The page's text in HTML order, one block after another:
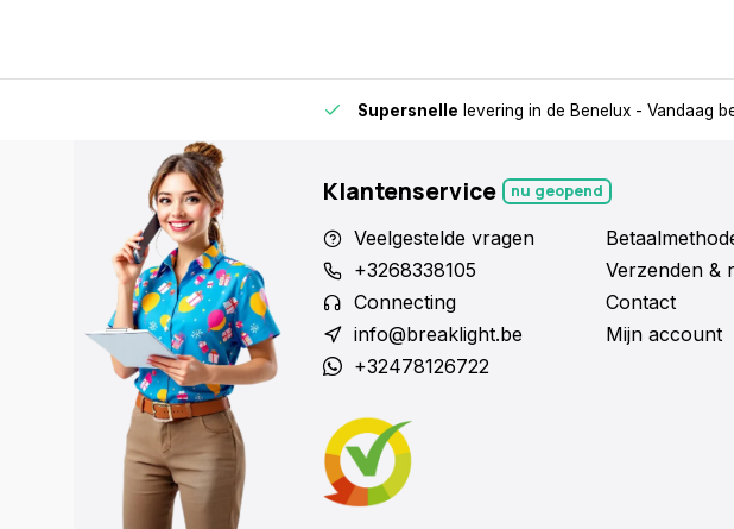
Supersnelle levering in de Benelux - Vandaag
Klantenservice nu geopend
Veelgestelde vragen
+3268338105
Connecting
info@breaklight.be
+32478126722
Verzenden &
Contact
Mijn account